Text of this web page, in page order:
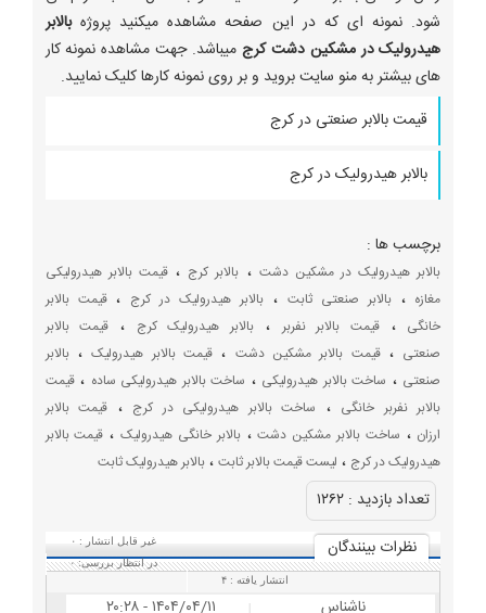
شود. نمونه ای که در این صفحه مشاهده میکنید پروژهبالابر
هیدرولیک در مشکین دشت کرج میباشد. جهت مشاهده نمونه کار
های بیشتر به منو سایت بروید و بر روی نمونه کارها کلیک نمایید.
قیمت بالابر صنعتی در کرج
بالابر هیدرولیک در کرج
برچسب ها :
بالابر هیدرولیک در مشکین دشت ، بالابر کرج ،قیمت بالابر هیدرولیکی
مغازه ،بالابر صنعتی ثابت ، بالابر هیدرولیک در کرج ،قیمت بالابر
خانگی ، قیمت بالابر نفربر، بالابر هیدرولیک کرج ، قیمت بالابر
صنعتی ،قیمت بالابر مشکین دشت ، قیمت بالابر هیدرولیک،بالابر
صنعتی ، ساخت بالابر هیدرولیکی ، ساخت بالابر هیدرولیکی ساده ،قیمت
بالابر نفربر خانگی ، ساخت بالابر هیدرولیکی در کرج ، قیمت بالابر
ارزان ، ساخت بالابر مشکین دشت،بالابر خانگی هیدرولیک، قیمت بالابر
هیدرولیک در کرج ، لیست قیمت بالابر ثابت، بالابر هیدرولیک ثابت
تعداد بازديد : ۱۲۶۲
نظرات بينندگان
غیر قابل انتشار : ۰
در انتظار بررسی:۰
انتشار یافته :۴
ناشناس | ۱۴۰۴/۰۴/۱۱ - ۲۰:۲۸